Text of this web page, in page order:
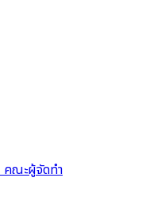
คณะผู้จัดทำ